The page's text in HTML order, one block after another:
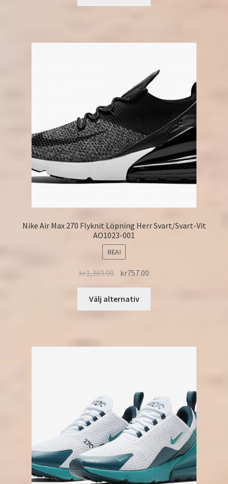
Nike Air Max 270 Flyknit Löpning Herr Svart/Svart-Vit
AO1023-001
REA!
kr1,369.00 kr757.00
Välj alternativ